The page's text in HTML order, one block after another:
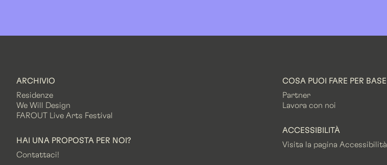
ARCHIVIO
Residenze
We Will Design
FAROUT Live Arts Festival
HAI UNA PROPOSTA PER NOI?
Contattaci!
COSA PUOI FARE PER BASE
Partner
Lavora con noi
ACCESSIBILITÀ
Visita la pagina Accessibilità